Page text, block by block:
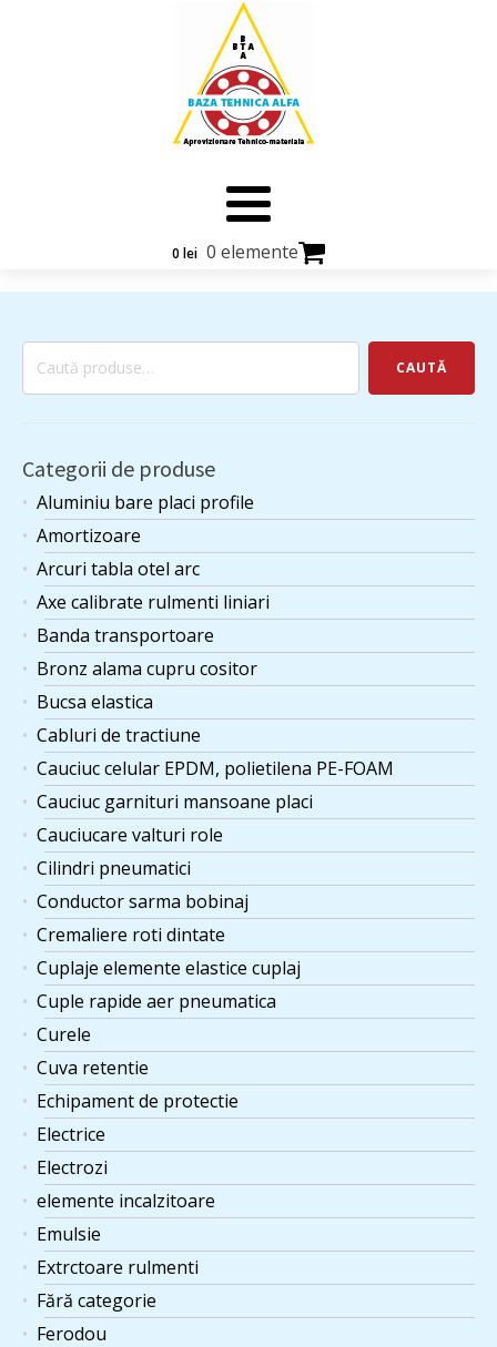
0 lei 0 elemente
Caută
CAUTĂ
Categorii de produse
Aluminiu bare placi profile
Amortizoare
Arcuri tabla otel arc
Axe calibrate rulmenti liniari
Banda transportoare
Bronz alama cupru cositor
Bucsa elastica
Cabluri de tractiune
Cauciuc celular EPDM, polietilena PE-FOAM
Cauciuc garnituri mansoane placi
Cauciucare valturi role
Cilindri pneumatici
Conductor sarma bobinaj
Cremaliere roti dintate
Cuplaje elemente elastice cuplaj
Cuple rapide aer pneumatica
Curele
Cuva retentie
Echipament de protectie
Electrice
Electrozi
elemente incalzitoare
Emulsie
Extrctoare rulmenti
Fără categorie
Ferodou